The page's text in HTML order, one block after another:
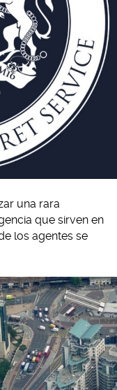
una rara
que sirven en
los agentes se